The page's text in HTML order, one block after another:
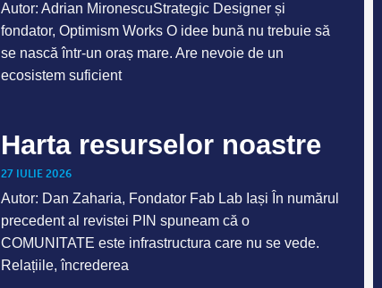
Autor: Adrian MironescuStrategic Designer și
fondator, Optimism Works O idee bună nu trebuie să
se nască într-un oraș mare. Are nevoie de un
ecosistem suficient
Harta resurselor noastre
27 IULIE 2026
Autor: Dan Zaharia, Fondator Fab Lab Iași În numărul
precedent al revistei PIN spuneam că o
COMUNITATE este infrastructura care nu se vede.
Relațiile, încrederea